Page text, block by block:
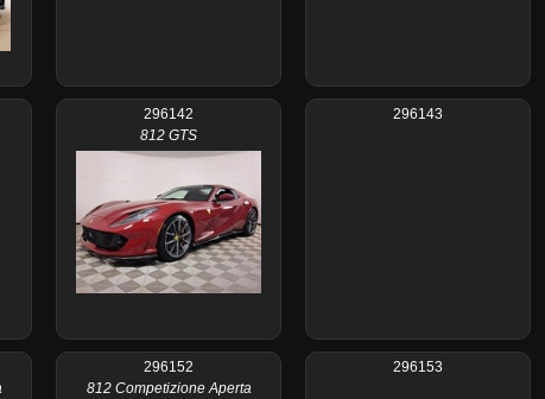
296142
812 GTS
296143
296152
812 Competizione Aperta
296153